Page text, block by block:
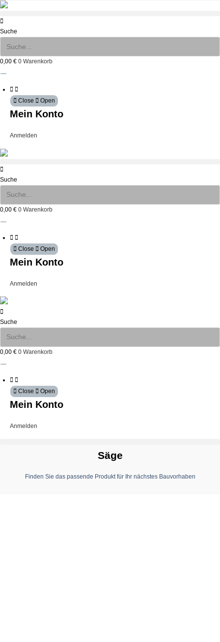
Zum
Inhalt
springen
Suche
0,00 € 0 Warenkorb
Close Open
Mein Konto
Anmelden
Suche
0,00 € 0 Warenkorb
Close Open
Mein Konto
Anmelden
Suche
0,00 € 0 Warenkorb
Close Open
Mein Konto
Anmelden
Säge
Finden Sie das passende Produkt für Ihr nächstes Bauvorhaben